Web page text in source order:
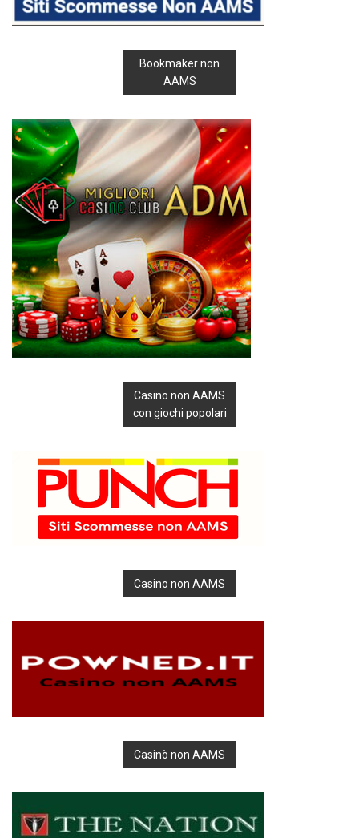
Bookmaker non
AAMS
Casino non AAMS
con giochi popolari
Casino non AAMS
Casinò non AAMS